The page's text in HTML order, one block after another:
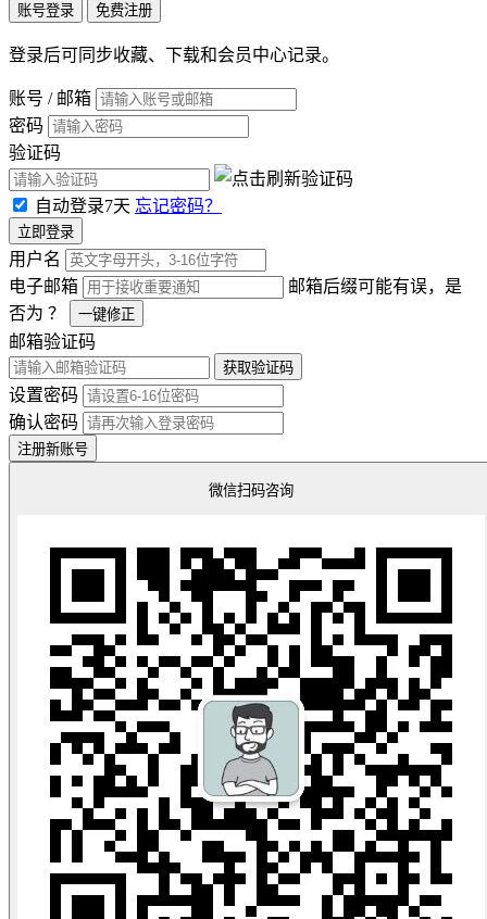
账号登录 免费注册
登录后可同步收藏、下载和会员中心记录。
账号 / 邮箱
密码
验证码
自动登录7天 忘记密码？
立即登录
用户名
电子邮箱
邮箱后缀可能有误，是
否为 ？ 一键修正
邮箱验证码
获取验证码
设置密码
确认密码
注册新账号
微信扫码咨询